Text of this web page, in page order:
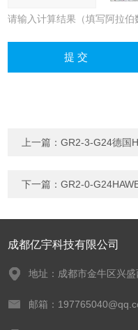
请输入计算结果（填写阿拉
上一篇：GR2-3-G24德国
下一篇：GR2-0-
成都亿宇科技有限公司
地址：成都市金牛区兴
邮箱：